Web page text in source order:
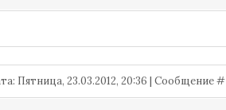
Пятница, 23.03.2012, 20:36 | Сообщение #